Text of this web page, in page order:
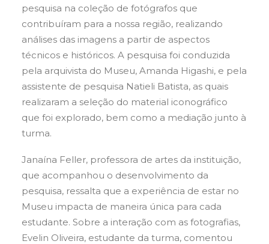
pesquisa na coleção de fotógrafos que
contribuíram para a nossa região, realizando
análises das imagens a partir de aspectos
técnicos e históricos. A pesquisa foi conduzida
pela arquivista do Museu, Amanda Higashi, e pela
assistente de pesquisa Natieli Batista, as quais
realizaram a seleção do material iconográfico
que foi explorado, bem como a mediação junto à
turma.
Janaína Feller, professora de artes da instituição,
que acompanhou o desenvolvimento da
pesquisa, ressalta que a experiência de estar no
Museu impacta de maneira única para cada
estudante. Sobre a interação com as fotografias,
Evelin Oliveira, estudante da turma, comentou